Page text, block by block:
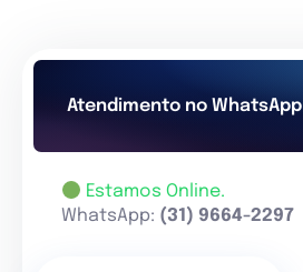
Atendimento no WhatsApp
Estamos Online.
WhatsApp: (31) 9664-2297